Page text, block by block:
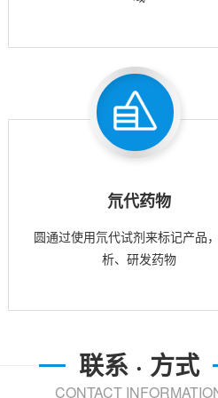
氘代药物
圆通过使用氘代试剂来标记产品
析、研发药物
联系 · 方式
CONTACT